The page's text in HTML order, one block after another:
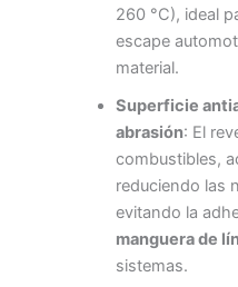
260 °C), ideal
escape
material.
Superficie
abrasión: El
combustibles,
reduciendo las
evitando la
manguera de
sistemas.